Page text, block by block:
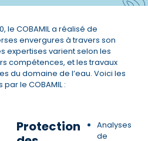
le COBAMIL a réalisé de
envergures à travers son
expertises varient selon les
compétences, et les travaux
du domaine de l’eau. Voici les
le COBAMIL :
Protection
Analyses
de